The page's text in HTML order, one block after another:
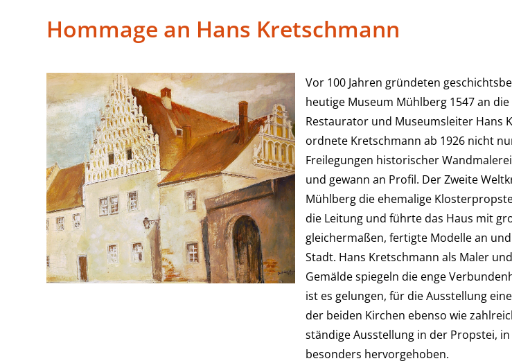
Hommage an Hans Kretschmann
Vor 100 Jahren gründeten
heutige Museum Mühlberg 1547 an
Restaurator und Museumsleiter Hans
ordnete Kretschmann ab 1926 nicht
Freilegungen historischer
und gewann an Profil. Der Zweite
Mühlberg die ehemalige
die Leitung und führte das Haus mit
gleichermaßen, fertigte Modelle an
Stadt. Hans Kretschmann als Maler
Gemälde spiegeln die enge
ist es gelungen, für die Ausstellung
der beiden Kirchen ebenso wie
ständige Ausstellung in der Propstei,
besonders hervorgehoben.